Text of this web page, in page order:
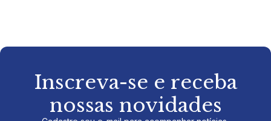
Inscreva-se e receba
nossas novidades